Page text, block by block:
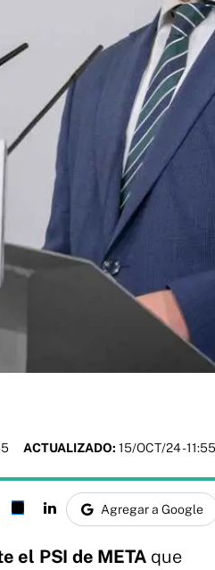
ACTUALIZADO: 15/OCT/24 - 11:55
Agregar a Google
el PSI de META que